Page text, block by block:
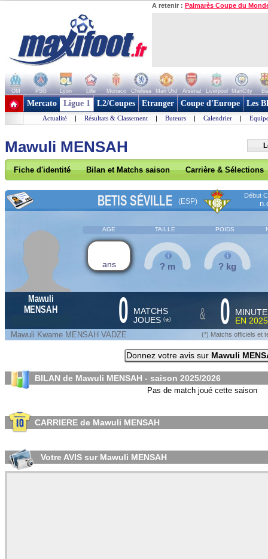
A retenir : Palmarès Coupe du
OM PSG Lyon Lille Monaco Chelsea Man Utd Arsenal Liverpool ManCity
+ de clubs
Mercato Ligue 1 L2/Coupes Etranger Coupe d'Europe Les
Actualité | Résultats & Classement | Buteurs | Calendrier |
Mawuli MENSAH
Fiche d'identité Bilan et Matchs saison Carrière & Sélections
BETIS SÉVILLE (ESP)
Début
AGE TAILLE POIDS
ans ? m ? kg
Mawuli
MENSAH
0 MATCHS
JOUES (*) & 0
EN
Mawuli Kwame MENSAH VADZE (*) Matchs officiels et
Donnez votre avis sur Mawuli
BILAN de Mawuli MENSAH - saison 2025/2026
Pas de match joué cette saison
CARRIERE de Mawuli MENSAH
Votre AVIS sur Mawuli MENSAH